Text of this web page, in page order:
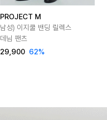
PROJECT M
남성) 이지쿨 밴딩 릴렉스
데님 팬츠
29,900 62%